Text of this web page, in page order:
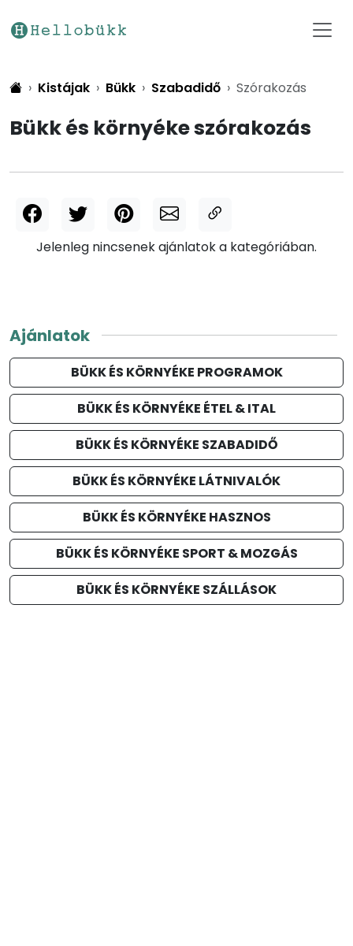
Kistájak Bükk Szabadidő Szórakozás
Bükk és környéke szórakozás
Jelenleg nincsenek ajánlatok a kategóriában.
Ajánlatok
BÜKK ÉS KÖRNYÉKE PROGRAMOK
BÜKK ÉS KÖRNYÉKE ÉTEL & ITAL
BÜKK ÉS KÖRNYÉKE SZABADIDŐ
BÜKK ÉS KÖRNYÉKE LÁTNIVALÓK
BÜKK ÉS KÖRNYÉKE HASZNOS
BÜKK ÉS KÖRNYÉKE SPORT & MOZGÁS
BÜKK ÉS KÖRNYÉKE SZÁLLÁSOK